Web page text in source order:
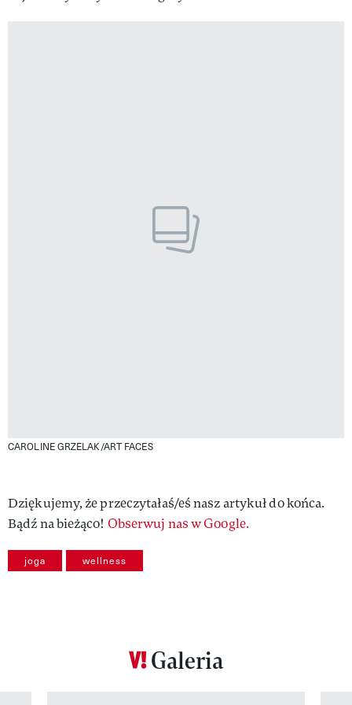
CAROLINE GRZELAK/ART FACES
Dziękujemy, że przeczytałaś/eś nasz artykuł do końca.
Bądź na bieżąco! Obserwuj nas w Google.
joga wellness
Galeria